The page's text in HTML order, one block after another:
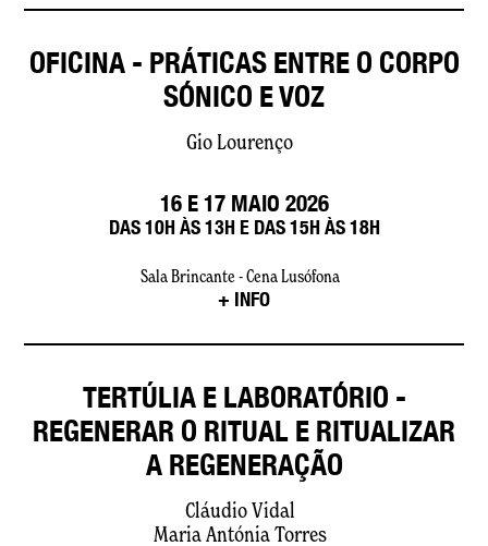
OFICINA - PRÁTICAS ENTRE O CORPO
SÓNICO E VOZ
Gio Lourenço
16 E 17 MAIO 2026
DAS 10H ÀS 13H E DAS 15H ÀS 18H
Sala Brincante - Cena Lusófona
+ INFO
TERTÚLIA E LABORATÓRIO -
REGENERAR O RITUAL E RITUALIZAR
A REGENERAÇÃO
Cláudio Vidal
Maria Antónia Torres